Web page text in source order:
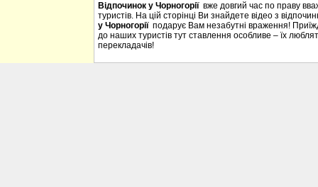
Відпочинок у Чорногорії вже довгий час по праву
туристів. На цій сторінці Ви знайдете відео з
у Чорногоріїподарує Вам незабутні враження!
до наших туристів тут ставлення особливе – їх
перекладачів!